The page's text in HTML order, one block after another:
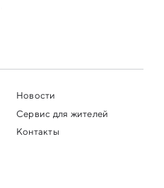
Новости
Сервис для жителей
Контакты